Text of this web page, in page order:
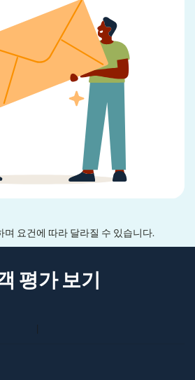
며 요건에 따라 달라질 수 있습니다.
평가 보기